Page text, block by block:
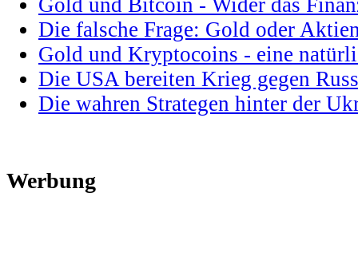
Die falsche Frage: Gold oder
Gold und Kryptocoins - eine
Die USA bereiten Krieg gegen
Die wahren Strategen hinter der
Werbung